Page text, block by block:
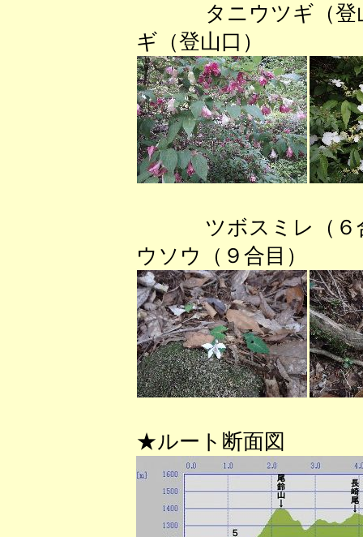
タニウツギ
ギ（登山口）
ツボスミレ
ウソウ（９合目
★ルート断面図